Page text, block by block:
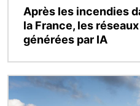
Après les incendies
la France, les
générées par IA
Image